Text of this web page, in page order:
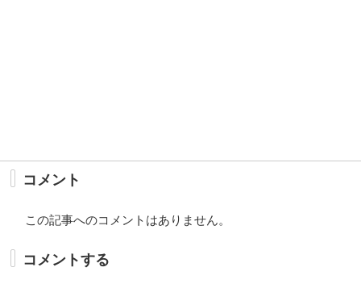
コメント
この記事へのコメントはありません。
コメントする